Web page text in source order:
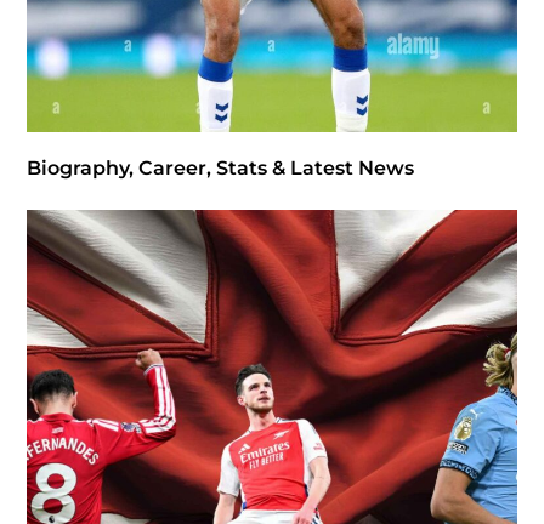
Biography, Career, Stats & Latest News